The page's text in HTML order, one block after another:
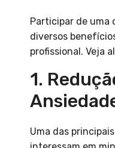
Participar de uma
diversos
profissional. Veja
1.
Uma das